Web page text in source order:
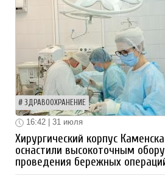
ЗДРАВООХРАНЕНИЕ
16:42 | 31 июля
Хирургический корпус
оснастили высокоточным
проведения бережных